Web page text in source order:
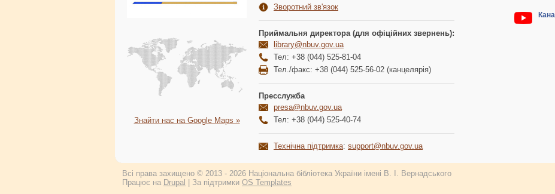
Знайти нас на Google Maps »
Зворотний зв'язок
Приймальня директора (для офіційних звернень):
library@nbuv.gov.ua
Тел: +38 (044) 525-81-04
Тел./факс: +38 (044) 525-56-02 (канцелярія)
Пресслужба
presa@nbuv.gov.ua
Тел: +38 (044) 525-40-74
Технічна підтримка: support@nbuv.gov.ua
Всі права захищено © 2013 - 2026 Національна бібліотека України імені В. І. Вернадського
Працює на Drupal | За підтримки OS Templates